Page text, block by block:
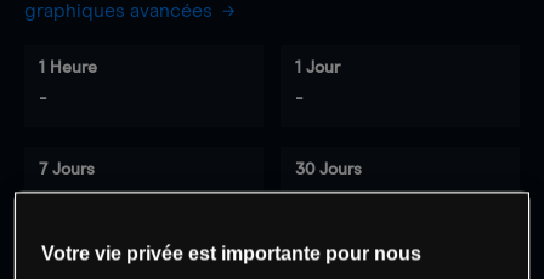
graphiques avancées
1 Heure
-
1 Jour
-
7 Jours
-
30 Jours
-
Votre vie privée est importante pour nous